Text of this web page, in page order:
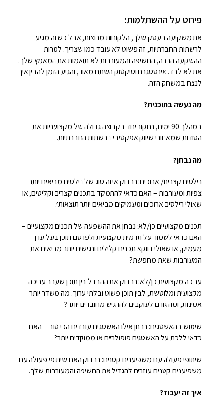
פירוט על ההשתלמות:
את משקיעה בעסק שלך, הלקוחות מרוצות, אבל כשזה מגיע
לרשתות החברתיות, זה פשוט לא עובד כמו שצריך. למרות
ההשקעה הרבה, החשיפה והמעורבות לא תואמות את המאמץ שלך.
את לא לבד. אינסטגרם וטיקטוק השתנו מאוד, והגיע הזמן להבין איך
לנצח במשחק הזה.
מה נעשה בתוכנית?
במהלך 90 ימים, נחקור יחד בקבוצה גדולה של מקצועניות את
הסודות שמאחורי שיווק אפקטיבי ברשתות החברתיות.
מה נבחן?
רילסים קצרים/ ארוכים: נבדוק איזה סוג של רילסים מביאים יותר
צפיות ומעורבות – האם כדאי להתמקד בתכנים קצרים וקליטים, או
שאולי רילסים ארוכים ומעמיקים מביאים יותר תוצאות?
תכנים מקצועיים כן/לא: נבחן את ההשפעה של תכנים מקצועיים –
האם כדאי לשמור על תדמית מקצועית ולפרסם תוכן בעל ערך
מעמיק, או שאולי דווקא תכנים קלילים ונגישים יותר מביאים את
המעורבות שאת מחפשת?
עריכה מקצועית כן/לא: נבדוק את ההבדל בין תוכן שעבר עריכה
מקצועית ומלוטשת, לבין תוכן פשוט ובלתי ערוך. מה משדר יותר
אמינות, ומה גורם לעוקבים להרגיש מחוברים יותר?
שימוש בהאשטגים: נבחן אילו האשטגים עובדים הכי טוב – האם
כדאי ללכת על האשטגים פופולריים או ממוקדים יותר?
שיתופי פעולה עם משפיענים קטנים: נבדוק האם שיתופי פעולה עם
משפיענים קטנים עוזרים להגדיל את החשיפה והמעורבות שלך.
איך זה יעבוד?